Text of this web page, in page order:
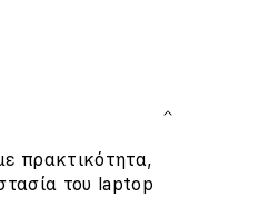
πρακτικότητα,
του laptop